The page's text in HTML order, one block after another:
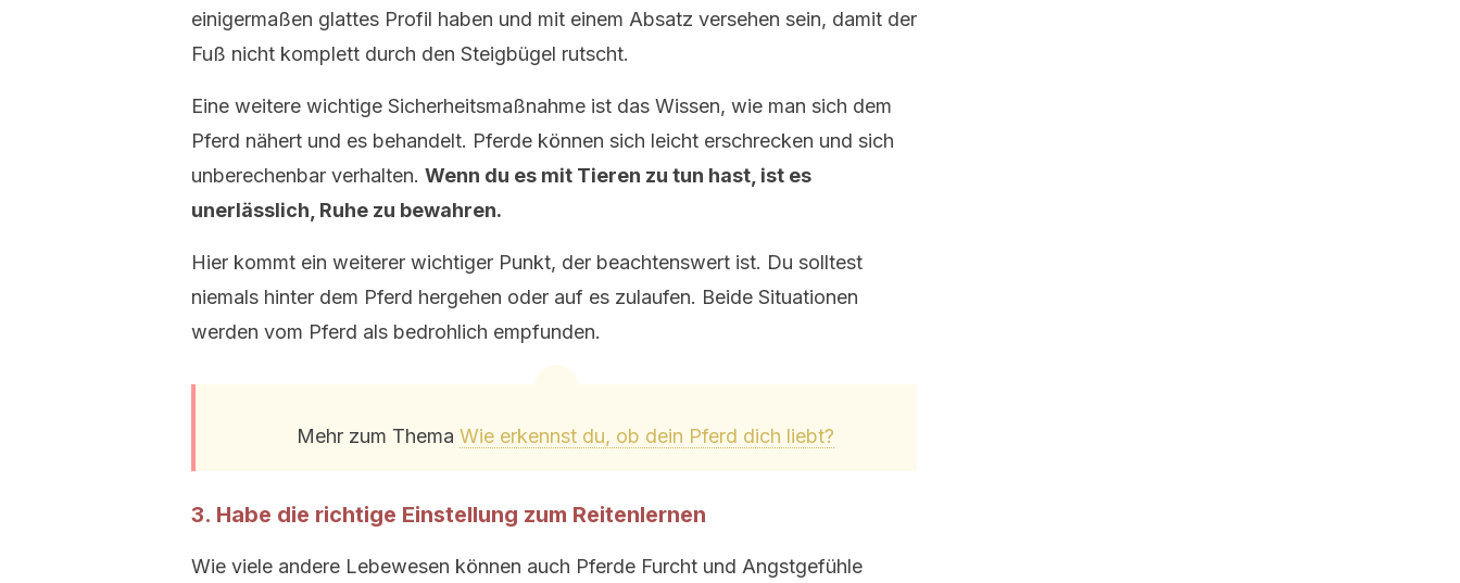
einigermaßen glattes Profil haben und mit einem Absatz versehen sein, damit der
Fuß nicht komplett durch den Steigbügel rutscht.
Eine weitere wichtige Sicherheitsmaßnahme ist das Wissen, wie man sich dem
Pferd nähert und es behandelt. Pferde können sich leicht erschrecken und sich
unberechenbar verhalten. Wenn du es mit Tieren zu tun hast, ist es
unerlässlich, Ruhe zu bewahren.
Hier kommt ein weiterer wichtiger Punkt, der beachtenswert ist. Du solltest
niemals hinter dem Pferd hergehen oder auf es zulaufen. Beide Situationen
werden vom Pferd als bedrohlich empfunden.
Mehr zum Thema Wie erkennst du, ob dein Pferd dich liebt?
3. Habe die richtige Einstellung zum Reitenlernen
Wie viele andere Lebewesen können auch Pferde Furcht und Angstgefühle